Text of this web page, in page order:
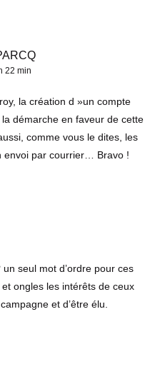
22 min
la création d »un compte
démarche en faveur de cette
comme vous le dites, les
envoi par courrier… Bravo !
seul mot d’ordre pour ces
ongles les intérêts de ceux
et d’être élu.